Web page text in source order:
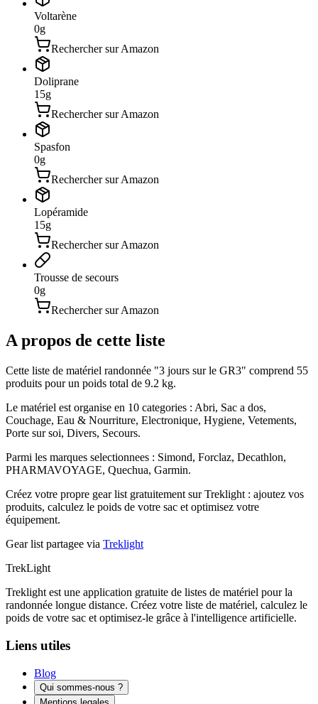
Voltarène
0g
Rechercher sur Amazon
Doliprane
15g
Rechercher sur Amazon
Spasfon
0g
Rechercher sur Amazon
Lopéramide
15g
Rechercher sur Amazon
Trousse de secours
0g
Rechercher sur Amazon
A propos de cette liste
Cette liste de matériel randonnée "3 jours sur le GR3" comprend 55
produits pour un poids total de 9.2 kg.
Le matériel est organise en 10 categories : Abri, Sac a dos,
Couchage, Eau & Nourriture, Electronique, Hygiene, Vetements,
Porte sur soi, Divers, Secours.
Parmi les marques selectionnees : Simond, Forclaz, Decathlon,
PHARMAVOYAGE, Quechua, Garmin.
Créez votre propre gear list gratuitement sur Treklight : ajoutez vos
produits, calculez le poids de votre sac et optimisez votre
équipement.
Gear list partagee via Treklight
TrekLight
Treklight est une application gratuite de listes de matériel pour la
randonnée longue distance. Créez votre liste de matériel, calculez le
poids de votre sac et optimisez-le grâce à l'intelligence artificielle.
Liens utiles
Blog
Qui sommes-nous ?